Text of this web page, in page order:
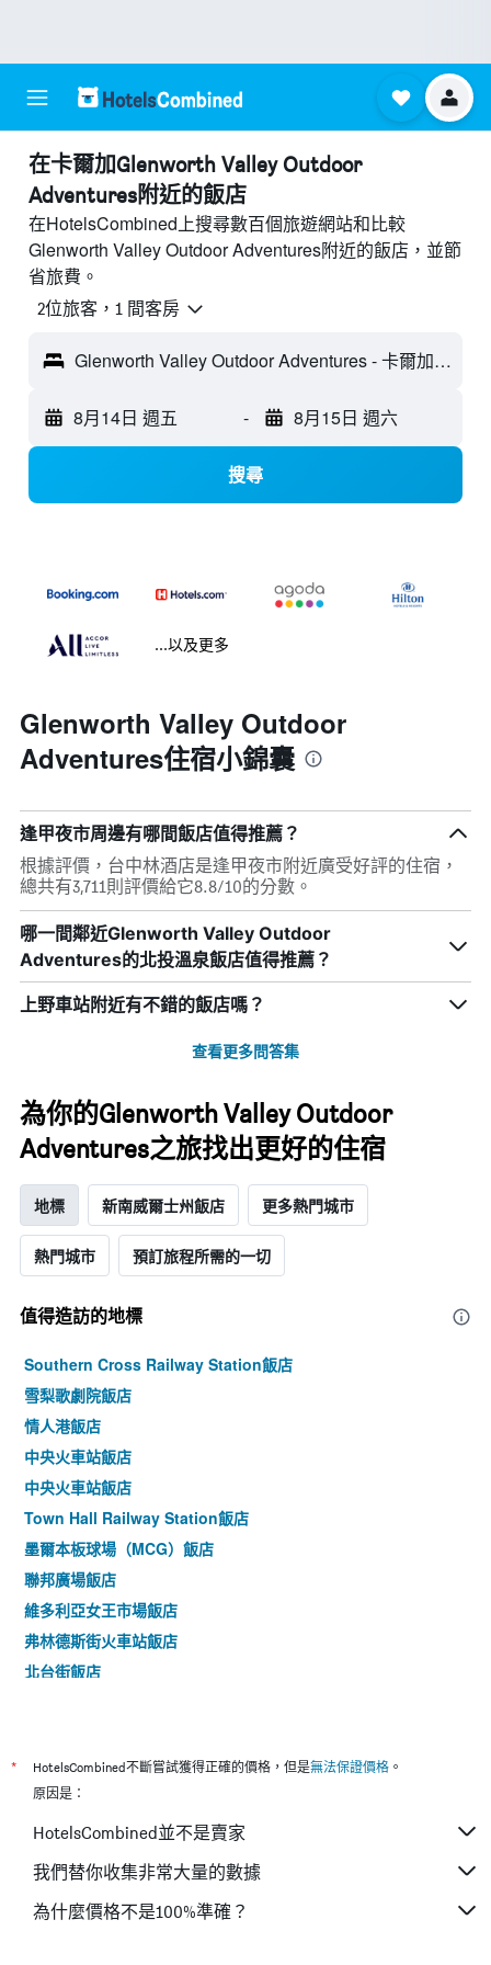
​在卡爾加Glenworth Valley Outdoor
Adventures附近​的飯店
在HotelsCombined上搜尋數百個旅遊網站和比較
Glenworth Valley Outdoor Adventures附近的飯店，並節
省旅費。
2位旅客，1 間客房
Glenworth Valley Outdoor Adventures - 卡爾加, NSW, 澳洲
8月14日 週五 - 8月15日 週六
搜尋
...以及更多
Glenworth Valley Outdoor
Adventures住宿小錦囊
逢甲夜市周邊有哪間飯店值得推薦？
根據評價，台中林酒店是逢甲夜市附近廣受好評的住宿，
總共有3,711則評價給它8.8/10的分數。
哪一間鄰近Glenworth Valley Outdoor
Adventures的北投溫泉飯店值得推薦？
上野車站附近有不錯的飯店嗎？
查看更多問答集
為你的Glenworth Valley Outdoor
Adventures之旅找出更好的住宿
地標 新南威爾士州飯店 更多熱門城市
熱門城市 預訂旅程所需的一切
值得造訪的地標
Southern Cross Railway Station飯店
雪梨歌劇院飯店
情人港飯店
中央火車站飯店
中央火車站飯店
Town Hall Railway Station飯店
墨爾本板球場（MCG）飯店
聯邦廣場飯店
維多利亞女王市場飯店
弗林德斯街火車站飯店
北台街飯店
* HotelsCombined不斷嘗試獲得正確的價格，但是無法保證價格 。
原因是：
HotelsCombined並不是賣家
我們替你收集非常大量的數據
為什麼價格不是100%準確？